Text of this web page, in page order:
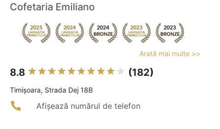
Cofetaria Emiliano
Arată mai multe >>
8.8 (182)
Timişoara, Strada Dej 18B
Afișează numărul de telefon